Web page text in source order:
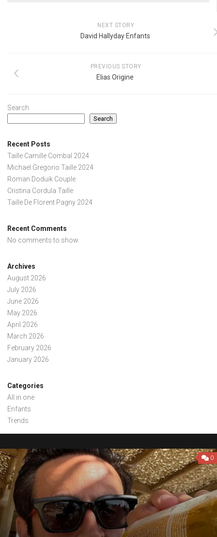
NEXT STORY
David Hallyday Enfants
PREVIOUS STORY
Elias Origine
Search
Search
Recent Posts
Taille Camille Combal 2024
Michael Gregorio Taille 2024
Roman Doduik Couple
Cristina Cordula Taille
Taille De Florent Pagny 2024
Recent Comments
No comments to show.
Archives
August 2026
July 2026
June 2026
May 2026
April 2026
March 2026
February 2026
January 2026
Categories
All in one
Enfants
Trends
0